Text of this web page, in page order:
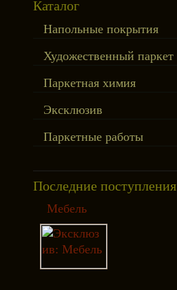
Каталог
Напольные покрытия
Художественный паркет
Паркетная химия
Эксклюзив
Паркетные работы
Последние поступления
Мебель